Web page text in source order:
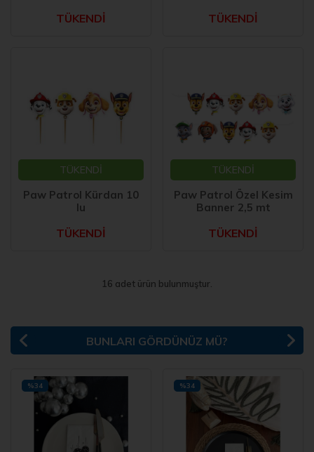
TÜKENDİ TÜKENDİ
TÜKENDİ
Paw Patrol Kürdan 10
lu
TÜKENDİ
TÜKENDİ
Paw Patrol Özel Kesim
Banner 2,5 mt
TÜKENDİ
16 adet ürün bulunmuştur.
BUNLARI GÖRDÜNÜZ MÜ?
%34 %34